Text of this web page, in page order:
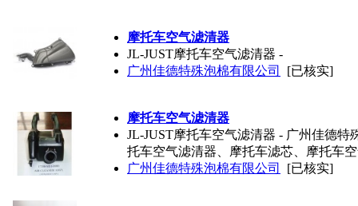
摩托车空气滤清器
JL-JUST摩托车空气滤清器 -
广州佳德特殊泡棉有限公司
[已核实]
摩托车空气滤清器
JL-JUST摩托车空气滤清器 - 广州佳德
托车空气滤清器、摩托车滤芯、摩托车
广州佳德特殊泡棉有限公司
[已核实]